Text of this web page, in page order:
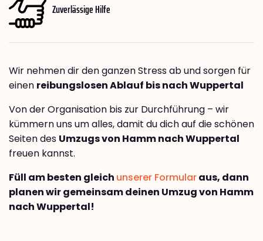
Zuverlässige Hilfe
Wir nehmen dir den ganzen Stress ab und sorgen für
einen reibungslosen Ablauf bis nach Wuppertal
Von der Organisation bis zur Durchführung – wir
kümmern uns um alles, damit du dich auf die schönen
Seiten des Umzugs von Hamm nach Wuppertal
freuen kannst.
Füll am besten gleich unserer Formularaus, dann
planen wir gemeinsam deinen Umzug von Hamm
nach Wuppertal!